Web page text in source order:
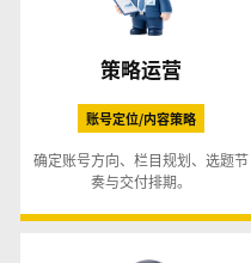
策略运营
账号定位/内容策略
确定账号方向、栏目规划、选题节
奏与交付排期。